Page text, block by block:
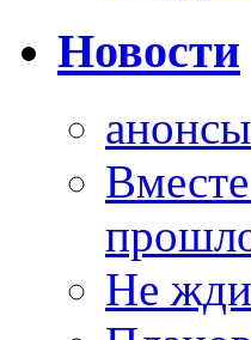
Новости
Не